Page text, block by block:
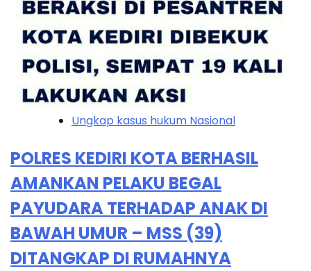
Ungkap kasus hukum Nasional
POLRES KEDIRI KOTA BERHASIL
AMANKAN PELAKU BEGAL
PAYUDARA TERHADAP ANAK DI
BAWAH UMUR – MSS (39)
DITANGKAP DI RUMAHNYA